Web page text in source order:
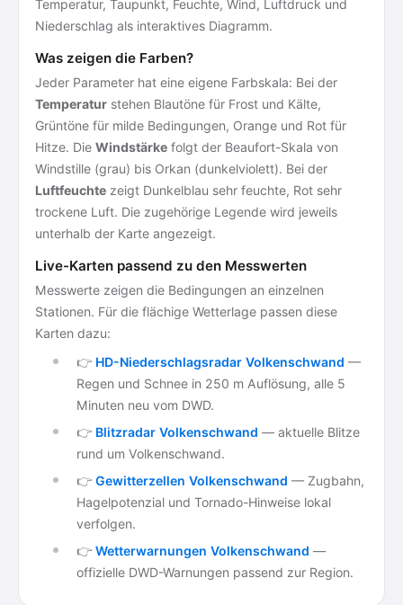
Temperatur, Taupunkt, Feuchte, Wind, Luftdruck und
Niederschlag als interaktives Diagramm.
Was zeigen die Farben?
Jeder Parameter hat eine eigene Farbskala: Bei der
Temperatur stehen Blautöne für Frost und Kälte,
Grüntöne für milde Bedingungen, Orange und Rot für
Hitze. Die Windstärke folgt der Beaufort-Skala von
Windstille (grau) bis Orkan (dunkelviolett). Bei der
Luftfeuchte zeigt Dunkelblau sehr feuchte, Rot sehr
trockene Luft. Die zugehörige Legende wird jeweils
unterhalb der Karte angezeigt.
Live-Karten passend zu den Messwerten
Messwerte zeigen die Bedingungen an einzelnen
Stationen. Für die flächige Wetterlage passen diese
Karten dazu:
👉 HD-Niederschlagsradar Volkenschwand —
Regen und Schnee in 250 m Auflösung, alle 5
Minuten neu vom DWD.
👉 Blitzradar Volkenschwand — aktuelle Blitze
rund um Volkenschwand.
👉 Gewitterzellen Volkenschwand — Zugbahn,
Hagelpotenzial und Tornado-Hinweise lokal
verfolgen.
👉 Wetterwarnungen Volkenschwand —
offizielle DWD-Warnungen passend zur Region.